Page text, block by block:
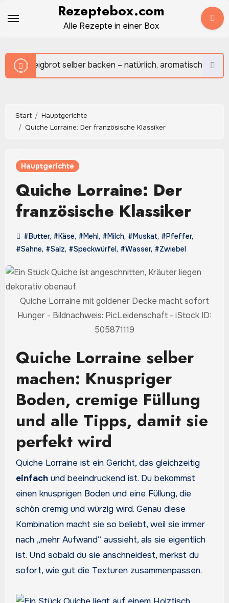
Inhalt
Rezeptebox.com
Alle Rezepte in einer Box
– natürlich, aromatisch und herrlich rustikal
Start
Hauptgerichte
Quiche Lorraine: Der französische Klassiker
Hauptgerichte
Quiche Lorraine: Der
französische Klassiker
#Butter, #Käse, #Mehl, #Milch, #Muskat, #Pfeffer,
#Sahne, #Salz, #Speckwürfel, #Wasser, #Zwiebel
Quiche Lorraine mit goldener Decke macht sofort
Hunger - Bildnachweis: PicLeidenschaft - iStock ID:
505871119
Quiche Lorraine selber
machen: Knuspriger
Boden, cremige Füllung
und alle Tipps, damit sie
perfekt wird
Quiche Lorraine ist ein Gericht, das gleichzeitig
einfachund beeindruckend ist. Du bekommst
einen knusprigen Boden und eine Füllung, die
schön cremig und würzig wird. Genau diese
Kombination macht sie so beliebt, weil sie immer
nach „mehr Aufwand“ aussieht, als sie eigentlich
ist. Und sobald du sie anschneidest, merkst du
sofort, wie gut die Texturen zusammenpassen.